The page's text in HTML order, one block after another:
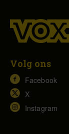
Volg ons
Facebook
X
Instagram